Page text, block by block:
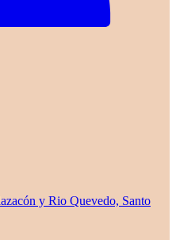
y Rio Quevedo, Santo